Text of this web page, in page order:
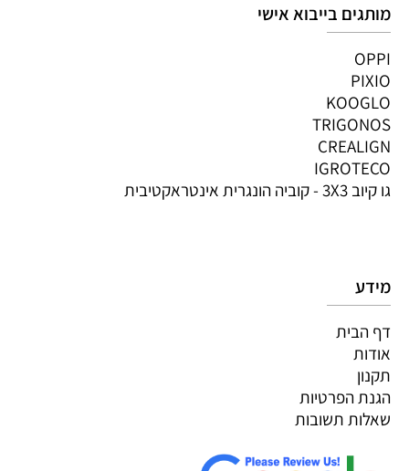
מותגים בייבוא אישי
OPPI
PIXIO
KOOGLO
TRIGONOS
CREALIGN
IGROTECO
גו קיוב 3X3 - קוביה הונגרית אינטראקטיבית
מידע
דף הבית
אודות
תקנון
הגנת הפרטיות
שאלות תשובות